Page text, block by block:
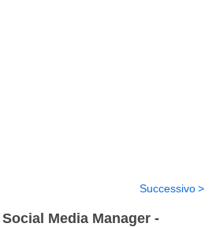
Media Manager -
Successivo